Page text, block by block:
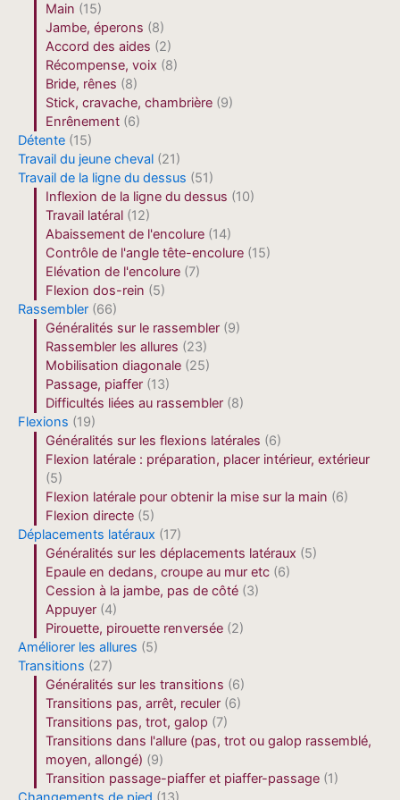
Main (15)
Jambe, éperons (8)
Accord des aides (2)
Récompense, voix (8)
Bride, rênes (8)
Stick, cravache, chambrière (9)
Enrênement (6)
Détente (15)
Travail du jeune cheval (21)
Travail de la ligne du dessus (51)
Inflexion de la ligne du dessus (10)
Travail latéral (12)
Abaissement de l'encolure (14)
Contrôle de l'angle tête-encolure (15)
Elévation de l'encolure (7)
Flexion dos-rein (5)
Rassembler (66)
Généralités sur le rassembler (9)
Rassembler les allures (23)
Mobilisation diagonale (25)
Passage, piaffer (13)
Difficultés liées au rassembler (8)
Flexions (19)
Généralités sur les flexions latérales (6)
Flexion latérale : préparation, placer intérieur, extérieur
(5)
Flexion latérale pour obtenir la mise sur la main (6)
Flexion directe (5)
Déplacements latéraux (17)
Généralités sur les déplacements latéraux (5)
Epaule en dedans, croupe au mur etc (6)
Cession à la jambe, pas de côté (3)
Appuyer (4)
Pirouette, pirouette renversée (2)
Améliorer les allures (5)
Transitions (27)
Généralités sur les transitions (6)
Transitions pas, arrêt, reculer (6)
Transitions pas, trot, galop (7)
Transitions dans l'allure (pas, trot ou galop rassemblé,
moyen, allongé) (9)
Transition passage-piaffer et piaffer-passage (1)